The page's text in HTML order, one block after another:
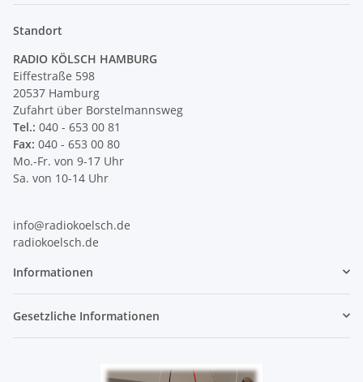
Standort
RADIO KÖLSCH HAMBURG
Eiffestraße 598
20537 Hamburg
Zufahrt über Borstelmannsweg
Tel.: 040 - 653 00 81
Fax: 040 - 653 00 80
Mo.-Fr. von 9-17 Uhr
Sa. von 10-14 Uhr
info@radiokoelsch.de
radiokoelsch.de
Informationen
Gesetzliche Informationen